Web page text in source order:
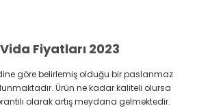
Fiyatları 2023
göre belirlemiş olduğu bir paslanmaz
Ürün ne kadar kaliteli olursa
olarak artış meydana gelmektedir.